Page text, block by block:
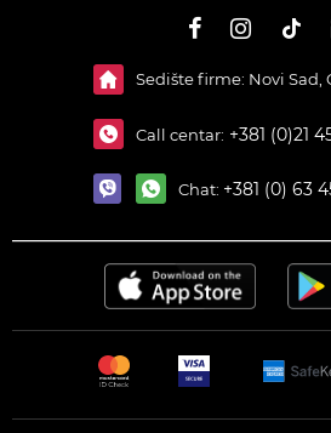
Sedište firme: Novi Sad,
Call centar: +381 (0)21
Chat: +381 (0) 63